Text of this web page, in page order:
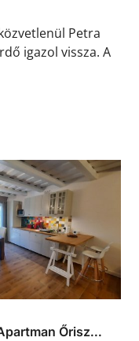
Petra
igazol vissza. A
Őrisz...